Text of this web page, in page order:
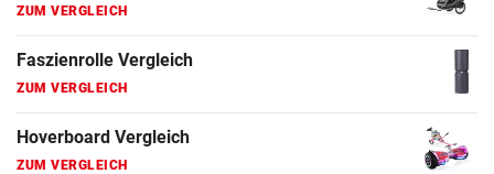
ZUM VERGLEICH
Faszienrolle Vergleich
ZUM VERGLEICH
Hoverboard Vergleich
ZUM VERGLEICH